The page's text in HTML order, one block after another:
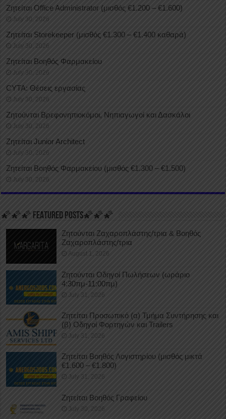
Ζητείται Office Administrator (μισθός €1.200 – €1.600)
July 30, 2026
Ζητείται Storekeeper (μισθός €1.300 – €1.400 καθαρά)
July 30, 2026
Ζητείται Βοηθός Φαρμακείου
July 30, 2026
CYTA: Θέσεις εργασίας
July 30, 2026
Ζητούνται Βρεφονηπιοκόμοι, Νηπιαγωγοί και Δασκάλοι
July 30, 2026
Ζητείται Junior Architect
July 30, 2026
Ζητείται Βοηθός Φαρμακείου (μισθός €1.300 – €1.500)
July 30, 2026
🌠🌠🌠 FEATURED POSTS🌠🌠🌠
Ζητούνται Ζαχαροπλάστης/τρια & Βοηθός
Ζαχαροπλάστης/τρια
August 1, 2026
Ζητούνται Οδηγοί Πωλήσεων (ωράριο
4:30πμ-11:00πμ)
July 31, 2026
Ζητείται Προσωπικό (α) Τμήμα Συντήρησης και
(β) Οδηγοί Φορτηγών και Trailers
July 31, 2026
Ζητείται Βοηθός Λογιστηρίου (μισθός μικτά
€1.600 – €1.800)
July 31, 2026
Ζητείται Βοηθός Γραφείου
July 30, 2026